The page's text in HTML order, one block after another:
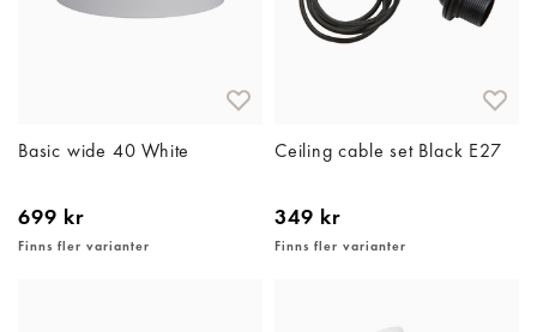
Basic wide 40 White
699 kr
Finns fler varianter
Ceiling cable set Black E27
349 kr
Finns fler varianter